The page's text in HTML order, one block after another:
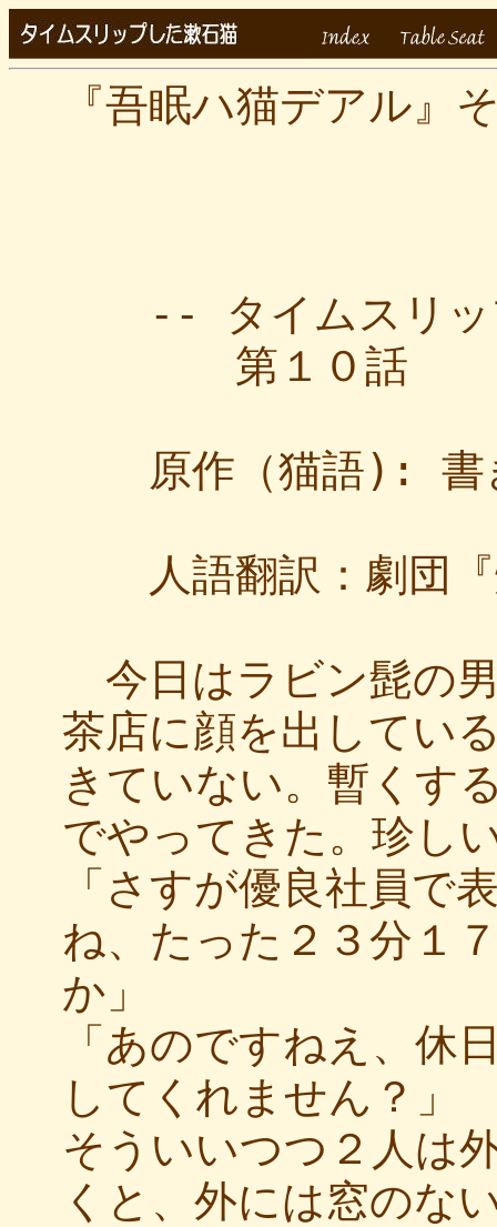
『吾眠ハ猫デアル』
-- タイムスリッ
第１０話
原作（猫語): 書
人語翻訳：劇団『
今日はラビン髭の
茶店に顔を出してい
きていない。暫くす
でやってきた。珍し
「さすが優良社員で
ね、たった２３分１
か」
「あのですねえ、休
してくれません？」
そういいつつ２人は
くと、外には窓のな